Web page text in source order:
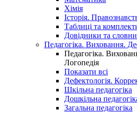
Хімія
Історія.
Таблиці та
Довідники та
Педагогіка. Виховання.
Педагогіка.
Логопедія
Показати всі
Дефектологія.
Шкільна педагогіка
Дошкільна
Загальна педагогіка